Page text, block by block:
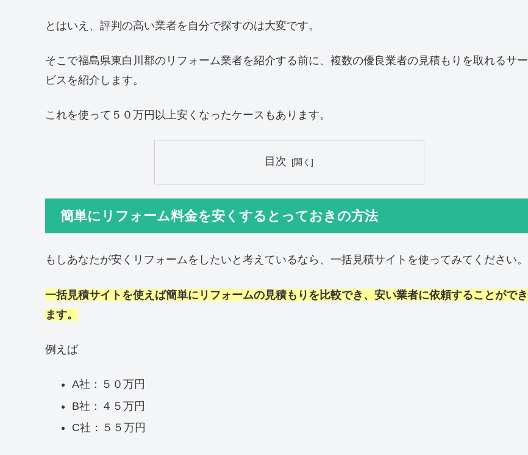
とはいえ、評判の高い業者を自分で探すのは大変です。
そこで福島県東白川郡のリフォーム業者を紹介する前に、複数の優良業者の見積もりを取れるサー
ビスを紹介します。
これを使って５０万円以上安くなったケースもあります。
目次
簡単にリフォーム料金を安くするとっておきの方法
もしあなたが安くリフォームをしたいと考えているなら、一括見積サイトを使ってみてください。
一括見積サイトを使えば簡単にリフォームの見積もりを比較でき、安い業者に依頼することができ
ます。
例えば
A社：５０万円
B社：４５万円
C社：５５万円